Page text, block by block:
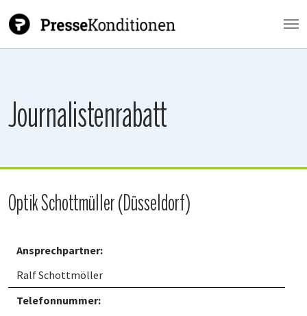
Journalistenrabatt
Optik Schottmüller (Düsseldorf)
Ansprechpartner:
Ralf Schottmöller
Telefonnummer: